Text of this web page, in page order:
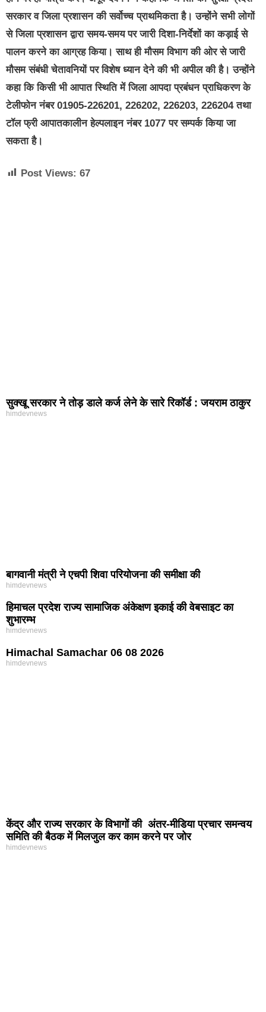
सरकार व जिला प्रशासन की सर्वोच्च प्राथमिकता है। उन्होंने सभी लोगों
से जिला प्रशासन द्वारा समय-समय पर जारी दिशा-निर्देशों का कड़ाई से
पालन करने का आग्रह किया। साथ ही मौसम विभाग की ओर से जारी
मौसम संबंधी चेतावनियों पर विशेष ध्यान देने की भी अपील की है। उन्होंने
कहा कि किसी भी आपात स्थिति में जिला आपदा प्रबंधन प्राधिकरण के
टेलीफोन नंबर 01905-226201, 226202, 226203, 226204 तथा
टॉल फ्री आपातकालीन हेल्पलाइन नंबर 1077 पर सम्पर्क किया जा
सकता है।
Post Views: 67
सुक्खू सरकार ने तोड़ डाले कर्ज लेने के सारे रिकॉर्ड : जयराम ठाकुर
himdevnews
बागवानी मंत्री ने एचपी शिवा परियोजना की समीक्षा की
himdevnews
हिमाचल प्रदेश राज्य सामाजिक अंकेक्षण इकाई की वेबसाइट का
शुभारम्भ
himdevnews
Himachal Samachar 06 08 2026
himdevnews
केंद्र और राज्य सरकार के विभागों की अंतर-मीडिया प्रचार समन्वय
समिति की बैठक में मिलजुल कर काम करने पर जोर
himdevnews